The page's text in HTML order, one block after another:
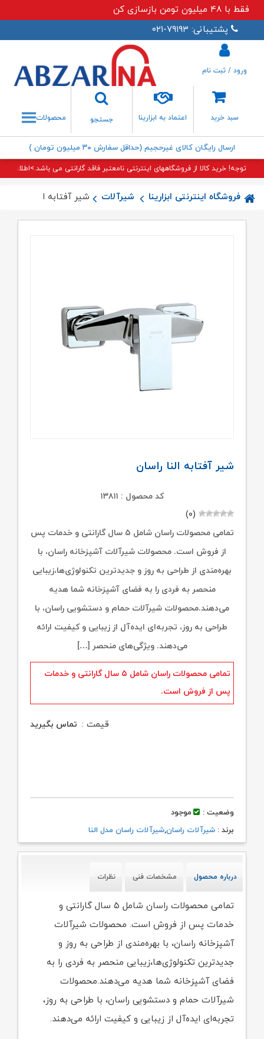
فقط با ۴۸ میلیون تومن بازسازی کن
پشتیبانی: ۷۹۱۹۳-۰۲۱
سبد خرید اعتماد به ابزارینا
جستجو
جستجو
ورود / ثبت نام
محصولات
ارسال رایگان کالای غیرحجیم (حداقل سفارش ۳۰ میلیون تومان )
توجه! خرید کالا از فروشگاههای اینترنتی نامعتبر فاقد گارانتی می باشد.>اطلاعات
فروشگاه اینترنتی ابزارینا شیرآلات شیر آفتابه النا راسان
شیر آفتابه النا راسان
کد محصول : ۱۳۸۱۱
(۰)
تمامی محصولات راسان شامل ۵ سال گارانتی و خدمات پس
از فروش است. محصولات شیرآلات آشپزخانه راسان، با
بهره‌مندی از طراحی به روز و جدیدترین تکنولوژی‌ها،زیبایی
منحصر به فردی را به فضای آشپزخانه شما هدیه
می‌دهند.محصولات شیرآلات حمام و دستشویی راسان، با
طراحی به روز، تجربه‌ای ایده‌آل از زیبایی و کیفیت ارائه
می‌دهند. ویژگی‌های منحصر […]
تمامی محصولات راسان شامل ۵ سال گارانتی و خدمات
پس از فروش است.
قیمت : تماس بگیرید
وضعیت :
موجود
برند : شیرآلات راسان,شیرآلات راسان مدل النا
درباره محصول مشخصات فنی نظرات
تمامی محصولات راسان شامل ۵ سال گارانتی و
خدمات پس از فروش است. محصولات شیرآلات
آشپزخانه راسان، با بهره‌مندی از طراحی به روز و
جدیدترین تکنولوژی‌ها،زیبایی منحصر به فردی را به
فضای آشپزخانه شما هدیه می‌دهند.محصولات
شیرآلات حمام و دستشویی راسان، با طراحی به روز،
تجربه‌ای ایده‌آل از زیبایی و کیفیت ارائه می‌دهند.